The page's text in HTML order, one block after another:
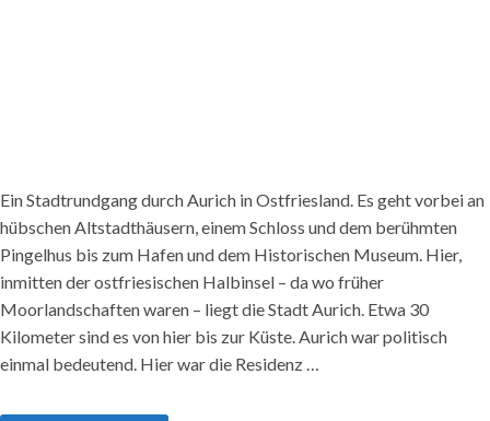
Ein Stadtrundgang durch Aurich in Ostfriesland. Es geht vorbei an
hübschen Altstadthäusern, einem Schloss und dem berühmten
Pingelhus bis zum Hafen und dem Historischen Museum. Hier,
inmitten der ostfriesischen Halbinsel – da wo früher
Moorlandschaften waren – liegt die Stadt Aurich. Etwa 30
Kilometer sind es von hier bis zur Küste. Aurich war politisch
einmal bedeutend. Hier war die Residenz …